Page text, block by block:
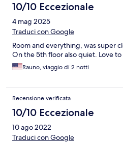
10/10 Eccezionale
4 mag 2025
Traduci con Google
Room and everything, was super
On the 5th floor also quiet. Love
Rauno, viaggio di 2 notti
Recensione verificata
10/10 Eccezionale
10 ago 2022
Traduci con Google